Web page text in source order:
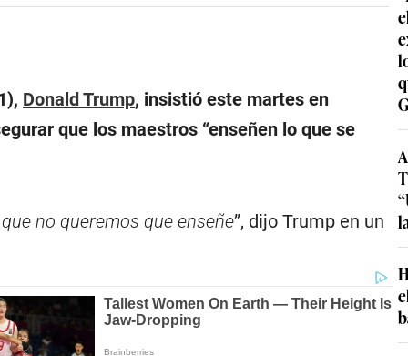
Donald Trump, insistió este martes en
que los maestros “enseñen lo que se
no queremos que enseñe”, dijo Trump en un